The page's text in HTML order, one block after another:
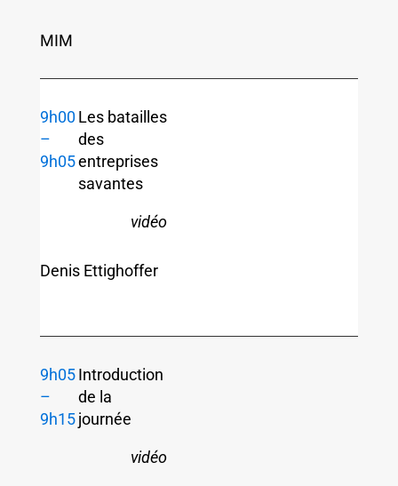
MIM
9h00
–
9h05
Les batailles
des
entreprises
savantes
vidéo
Denis Ettighoffer
9h05
–
9h15
Introduction
de la
journée
vidéo